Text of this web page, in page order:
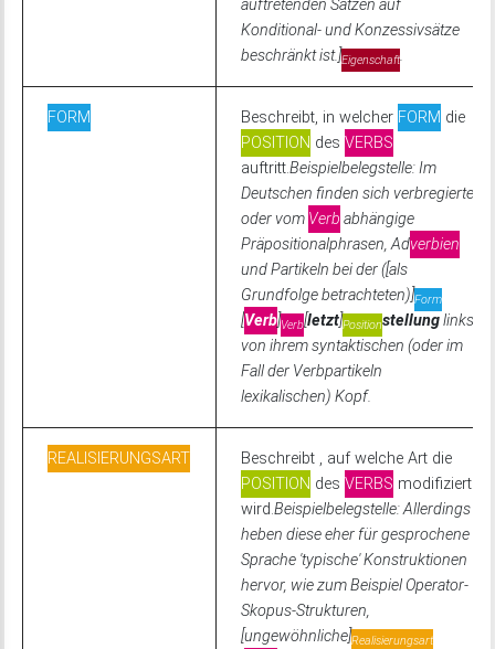
auftretenden Sätzen auf
Konditional- und Konzessivsätze
beschränkt ist.]Eigenschaft.
FORM Beschreibt, in welcher FORM die
POSITION desVERBS
auftritt.Beispielbelegstelle: Im
Deutschen finden sich verbregierte
oder vom Verb abhängige
Präpositionalphrasen, Adverbien
und Partikeln bei der ([als
Grundfolge betrachteten)]Form
[Verb]Verb[letzt]Positionstellunglinks
von ihrem syntaktischen (oder im
Fall der Verbpartikeln
lexikalischen) Kopf.
REALISIERUNGSART
Beschreibt , auf welche Art die
POSITION desVERBS modifiziert
wird.Beispielbelegstelle: Allerdings
heben diese eher für gesprochene
Sprache 'typische' Konstruktionen
hervor, wie zum Beispiel Operator-
Skopus-Strukturen,
[ungewöhnliche]Realisierungsart